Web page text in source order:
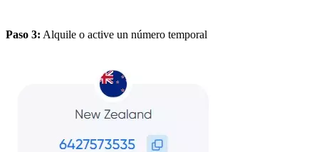
Paso 3: Alquile o active un número temporal